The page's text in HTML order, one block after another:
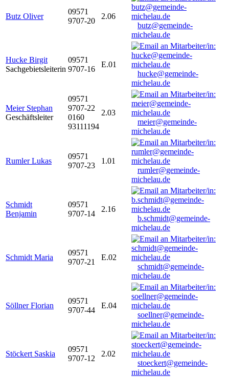
Butz Oliver
09571
9707-20
2.06
butz@gemeinde-
michelau.de
Hucke Birgit
Sachgebietsleiterin
09571
9707-16
E.01
hucke@gemeinde-
michelau.de
Meier Stephan
Geschäftsleiter
09571
9707-22
0160
93111194
2.03
meier@gemeinde-
michelau.de
Rumler Lukas
09571
9707-23
1.01
rumler@gemeinde-
michelau.de
Schmidt
Benjamin
09571
9707-14
2.16
b.schmidt@gemeinde-
michelau.de
Schmidt Maria
09571
9707-21
E.02
schmidt@gemeinde-
michelau.de
Söllner Florian
09571
9707-44
E.04
soellner@gemeinde-
michelau.de
Stöckert Saskia
09571
9707-12
2.02
stoeckert@gemeinde-
michelau.de